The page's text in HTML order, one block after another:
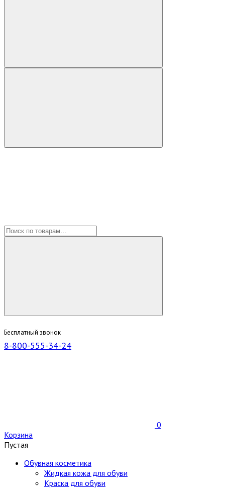
Бесплатный звонок
8-800-555-34-24
0
Корзина
Пустая
Обувная косметика
Жидкая кожа для обуви
Краска для обуви